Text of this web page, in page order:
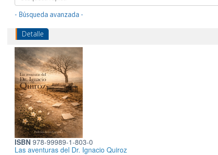
- Búsqueda avanzada -
Detalle
ISBN 978-99989-1-803-0
Las aventuras del Dr. Ignacio Quiroz